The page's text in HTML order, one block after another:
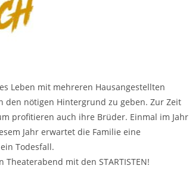
Leben mit mehreren Hausangestellten
den nötigen Hintergrund zu geben. Zur Zeit
profitieren auch ihre Brüder. Einmal im Jahr
Jahr erwartet die Familie eine
Todesfall.
mit den STARTISTEN!